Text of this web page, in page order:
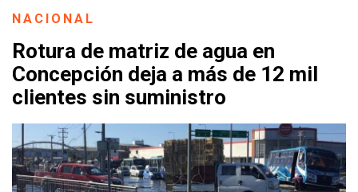
NACIONAL
Rotura de matriz de agua en
Concepción deja a más de 12 mil
clientes sin suministro